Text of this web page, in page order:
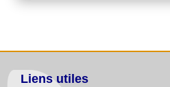
Liens utiles